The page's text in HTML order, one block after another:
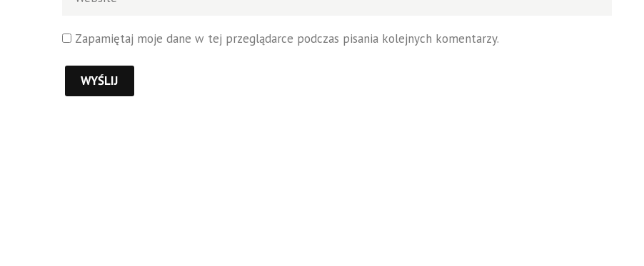
Zapamiętaj moje dane w tej przeglądarce podczas pisania kolejnych komentarzy.